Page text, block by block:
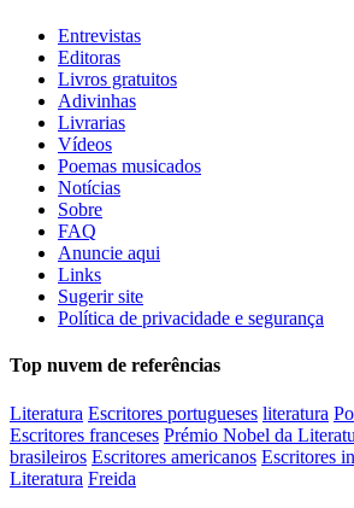
Entrevistas
Editoras
Livros gratuitos
Adivinhas
Livrarias
Vídeos
Poemas musicados
Notícias
Sobre
FAQ
Anuncie aqui
Links
Sugerir site
Política de privacidade e segurança
Top nuvem de referências
Literatura Escritores portugueses literatura
Escritores franceses Prémio Nobel da
brasileiros Escritores americanos Escritores
Literatura Freida